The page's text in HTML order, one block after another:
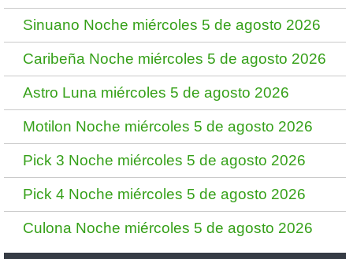
Sinuano Noche miércoles 5 de agosto 2026
Caribeña Noche miércoles 5 de agosto 2026
Astro Luna miércoles 5 de agosto 2026
Motilon Noche miércoles 5 de agosto 2026
Pick 3 Noche miércoles 5 de agosto 2026
Pick 4 Noche miércoles 5 de agosto 2026
Culona Noche miércoles 5 de agosto 2026